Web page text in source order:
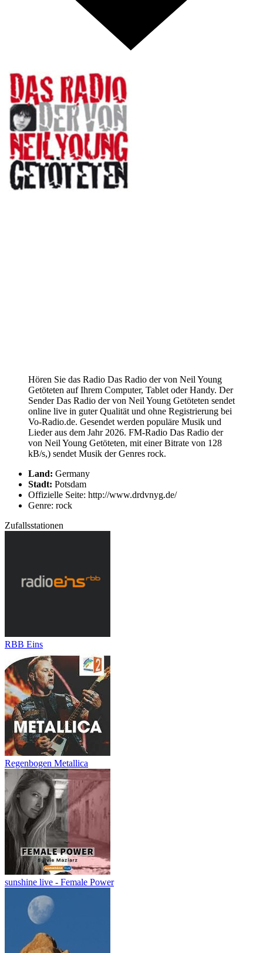
Hören Sie das Radio Das Radio der von Neil Young
Getöteten auf Ihrem Computer, Tablet oder Handy. Der
Sender Das Radio der von Neil Young Getöteten sendet
online live in guter Qualität und ohne Registrierung bei
Vo-Radio.de. Gesendet werden populäre Musik und
Lieder aus dem Jahr 2026. FM-Radio Das Radio der
von Neil Young Getöteten, mit einer Bitrate von 128
kB/s,) sendet Musik der Genres rock.
Land: Germany
Stadt: Potsdam
Offizielle Seite: http://www.drdvnyg.de/
Genre: rock
Zufallsstationen
RBB Eins
Regenbogen Metallica
sunshine live - Female Power